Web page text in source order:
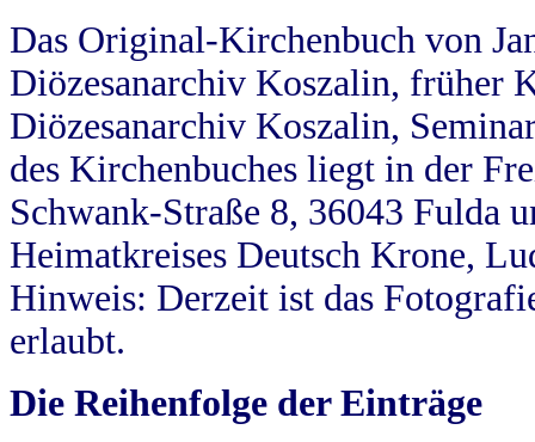
Das Original-Kirchenbuch von
Diözesanarchiv Koszalin, früher
Diözesanarchiv Koszalin,
des Kirchenbuches liegt in der
Schwank-Straße 8, 36043 Fulda
Heimatkreises Deutsch Krone,
Hinweis: Derzeit ist das
erlaubt.
Die Reihenfolge der Einträge